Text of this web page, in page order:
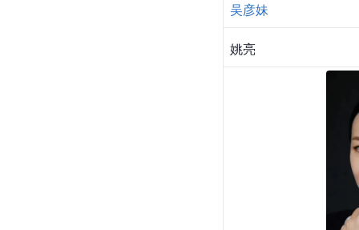
吴彦妹
姚亮